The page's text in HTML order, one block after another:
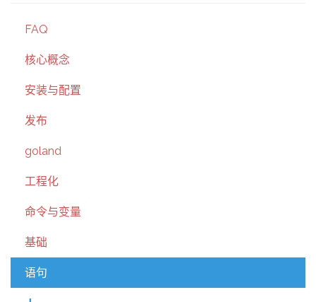
FAQ
核心概念
安装与配置
发布
goland
工程化
命令与变量
基础
语句